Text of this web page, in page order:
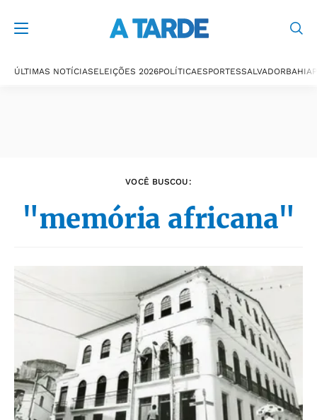
ÚLTIMAS NOTÍCIASELEIÇÕES 2026POLÍTICAESPORTESSALVADORBAHIA
VOCÊ BUSCOU:
"memória africana"